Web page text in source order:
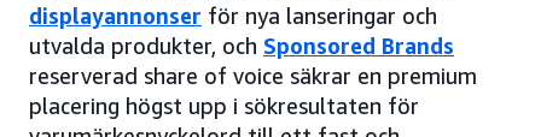
displayannonser för nya lanseringar och
utvalda produkter, och Sponsored Brands
reserverad share of voice säkrar en premium
placering högst upp i sökresultaten för